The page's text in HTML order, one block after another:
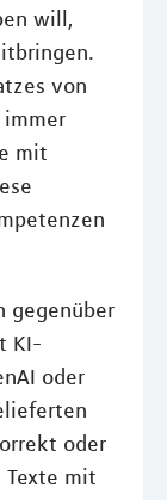
will,
von
mit
gegenüber
KI-
oder
oder
mit